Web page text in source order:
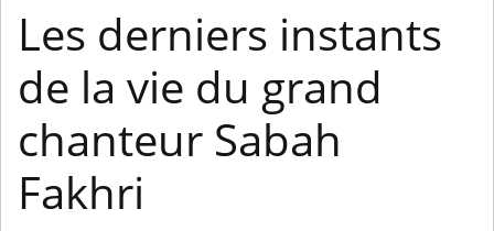
Les derniers instants
de la vie du grand
chanteur Sabah
Fakhri